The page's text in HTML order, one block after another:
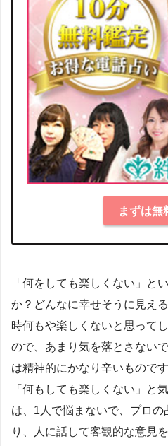
まずは無
「何をしても楽しくない」と
か？どんなに幸せそうに見え
時何もや楽しくないと思って
ので、あまり気を落とさない
は精神的にかなり辛いものです
「何もしても楽しくない」と
は、1人で悩まないで、プロ
り、人に話して客観的な意見